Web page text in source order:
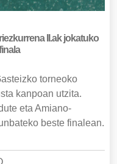
II.ak jokatuko
torneoko
kanpoan utzita.
eta Amiano-
beste finalean.